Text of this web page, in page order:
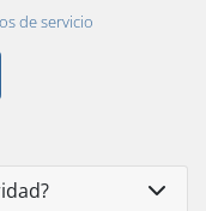
de servicio